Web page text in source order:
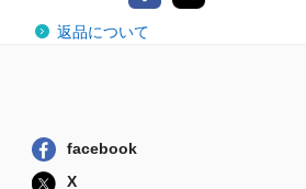
恋する殺人者
幻冬舎
返品について
facebook
X